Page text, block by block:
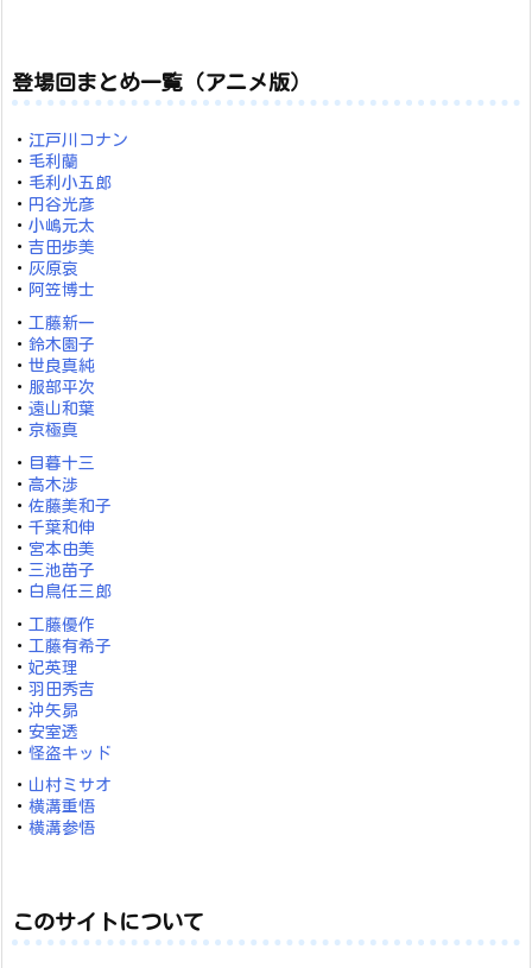
登場回まとめ一覧（アニメ版）
・ 江戸川コナン
・ 毛利蘭
・ 毛利小五郎
・ 円谷光彦
・ 小嶋元太
・ 吉田歩美
・ 灰原哀
・ 阿笠博士
・ 工藤新一
・ 鈴木園子
・ 世良真純
・ 服部平次
・ 遠山和葉
・ 京極真
・ 目暮十三
・ 高木渉
・ 佐藤美和子
・ 千葉和伸
・ 宮本由美
・ 三池苗子
・ 白鳥任三郎
・ 工藤優作
・ 工藤有希子
・ 妃英理
・ 羽田秀吉
・ 沖矢昴
・ 安室透
・ 怪盗キッド
・ 山村ミサオ
・ 横溝重悟
・ 横溝参悟
このサイトについて